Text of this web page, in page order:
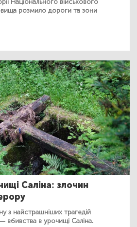
Національного військового
розмило дороги та зони
Саліна: злочин
з найстрашніших трагедій
вбивства в урочищі Саліна.